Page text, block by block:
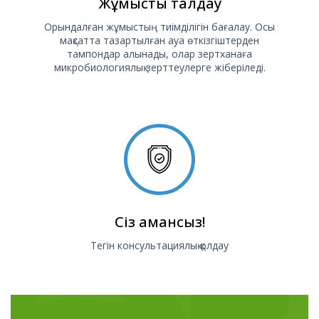
Орындалған жұмыстың тиімділігін бағалау. Осы
мақсатта тазартылған ауа өткізгіштерден
тампондар алынады, олар зертханаға
микробиологиялық зерттеулерге жіберіледі.
Сіз амансыз!
Тегін консультациялық қолдау